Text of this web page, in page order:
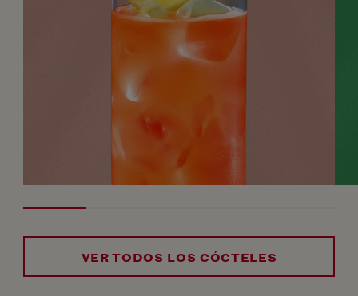
VER TODOS LOS CÓCTELES